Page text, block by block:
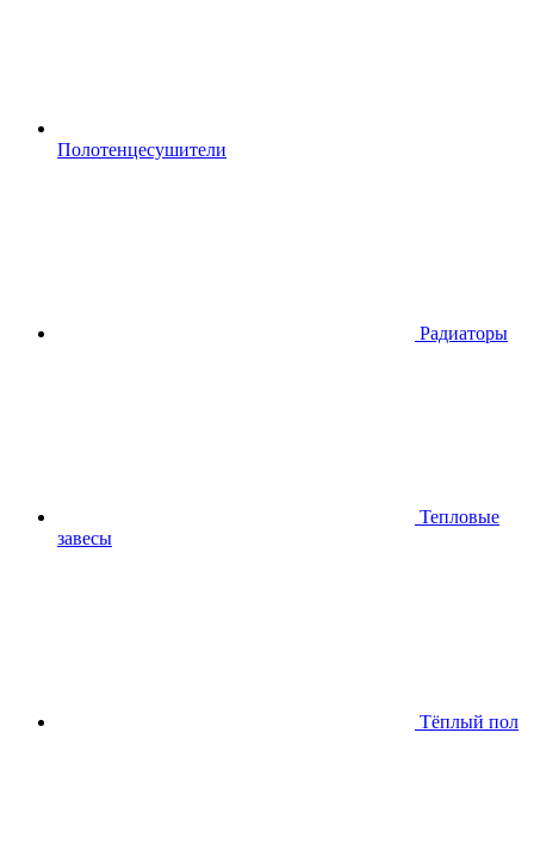
Полотенцесушители
Радиаторы
Тепловые
завесы
Тёплый пол